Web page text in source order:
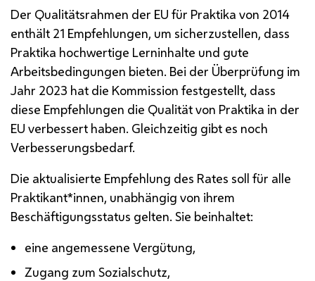
Der Qualitätsrahmen der EU für Praktika von 2014
enthält 21 Empfehlungen, um sicherzustellen, dass
Praktika hochwertige Lerninhalte und gute
Arbeitsbedingungen bieten. Bei der Überprüfung im
Jahr 2023 hat die Kommission festgestellt, dass
diese Empfehlungen die Qualität von Praktika in der
EU verbessert haben. Gleichzeitig gibt es noch
Verbesserungsbedarf.
Die aktualisierte Empfehlung des Rates soll für alle
Praktikant*innen, unabhängig von ihrem
Beschäftigungsstatus gelten. Sie beinhaltet:
eine angemessene Vergütung,
Zugang zum Sozialschutz,